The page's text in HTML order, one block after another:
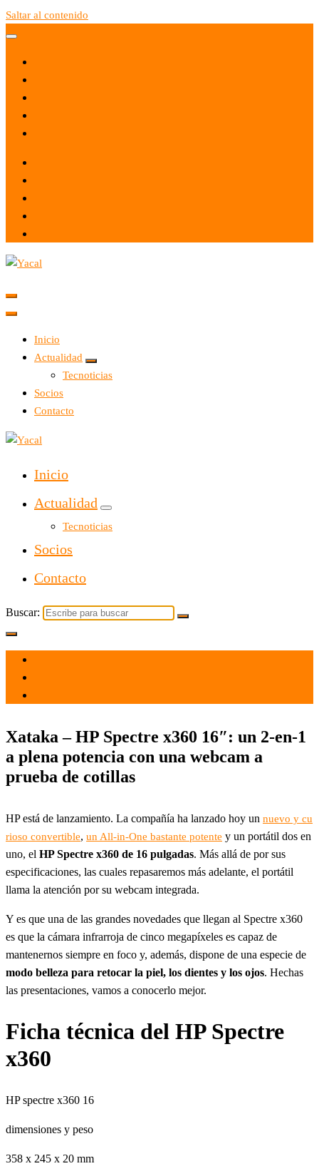
Saltar al contenido
Yacal micro hosting
Inicio
Actualidad
Tecnoticias
Socios
Contacto
Yacal micro hosting
Inicio
Actualidad
Tecnoticias
Socios
Contacto
Buscar:
Xataka – HP Spectre x360 16″: un 2-en-1
a plena potencia con una webcam a
prueba de cotillas
HP está de lanzamiento. La compañía ha lanzado hoy un nuevo y cu
rioso convertible, un All-in-One bastante potente y un portátil dos en
uno, el HP Spectre x360 de 16 pulgadas. Más allá de por sus
especificaciones, las cuales repasaremos más adelante, el portátil
llama la atención por su webcam integrada.
Y es que una de las grandes novedades que llegan al Spectre x360
es que la cámara infrarroja de cinco megapíxeles es capaz de
mantenernos siempre en foco y, además, dispone de una especie de
modo belleza para retocar la piel, los dientes y los ojos. Hechas
las presentaciones, vamos a conocerlo mejor.
Ficha técnica del HP Spectre
x360
HP spectre x360 16
dimensiones y peso
358 x 245 x 20 mm